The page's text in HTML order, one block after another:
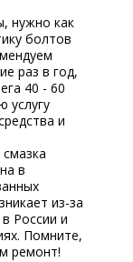
нужно как
болтов
раз в год,
40 - 60
услугу
и
в
из-за
России и
Помните,
ремонт!